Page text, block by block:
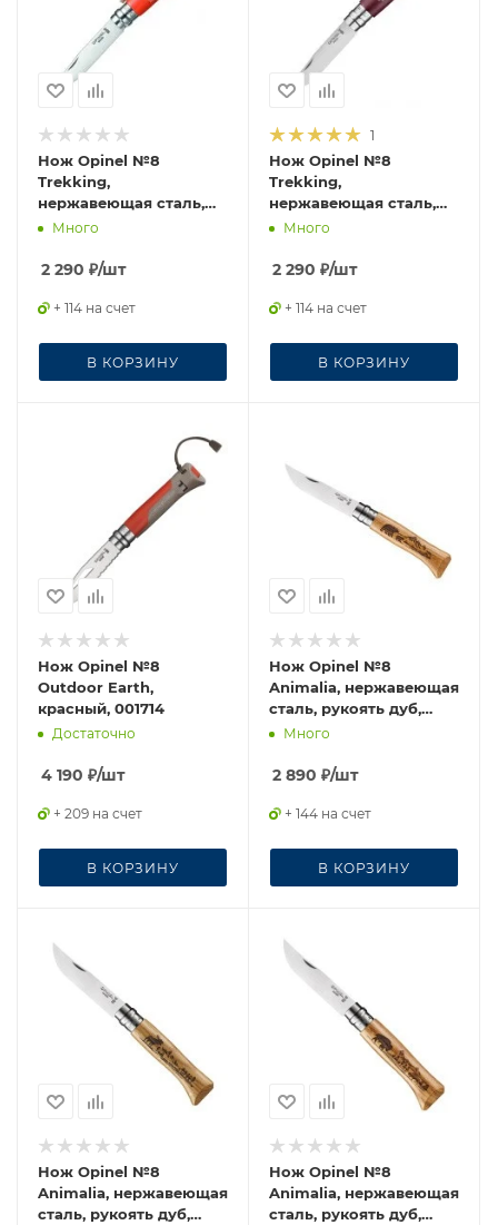
Нож Opinel №8
Trekking,
нержавеющая сталь,
кожаный темляк,
Много
2 290 ₽/шт
+ 114 на счет
В КОРЗИНУ
1
Нож Opinel №8
Trekking,
нержавеющая сталь,
бордовый, 002213
Много
2 290 ₽/шт
+ 114 на счет
В КОРЗИНУ
Нож Opinel №8
Outdoor Earth,
красный, 001714
Достаточно
4 190 ₽/шт
+ 209 на счет
В КОРЗИНУ
Нож Opinel №8
Animalia, нержавеющая
сталь, рукоять дуб,
гравировка медведь
Много
2 890 ₽/шт
+ 144 на счет
В КОРЗИНУ
Нож Opinel №8
Animalia, нержавеющая
сталь, рукоять дуб,
Нож Opinel №8
Animalia, нержавеющая
сталь, рукоять дуб,